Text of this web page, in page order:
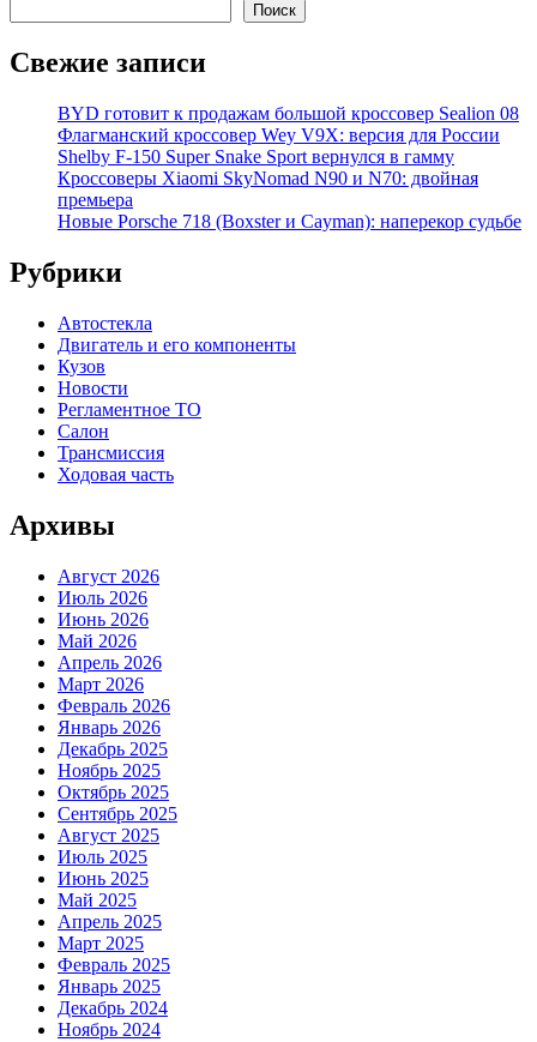
Поиск
Свежие записи
BYD готовит к продажам большой кроссовер Sealion 08
Флагманский кроссовер Wey V9X: версия для России
Shelby F-150 Super Snake Sport вернулся в гамму
Кроссоверы Xiaomi SkyNomad N90 и N70: двойная
премьера
Новые Porsche 718 (Boxster и Cayman): наперекор судьбе
Рубрики
Автостекла
Двигатель и его компоненты
Кузов
Новости
Регламентное ТО
Салон
Трансмиссия
Ходовая часть
Архивы
Август 2026
Июль 2026
Июнь 2026
Май 2026
Апрель 2026
Март 2026
Февраль 2026
Январь 2026
Декабрь 2025
Ноябрь 2025
Октябрь 2025
Сентябрь 2025
Август 2025
Июль 2025
Июнь 2025
Май 2025
Апрель 2025
Март 2025
Февраль 2025
Январь 2025
Декабрь 2024
Ноябрь 2024